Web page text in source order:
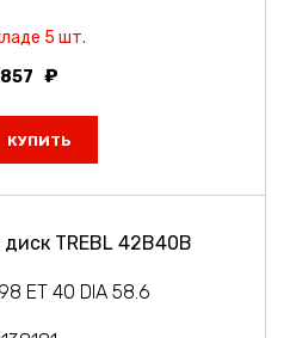
5 шт.
КУПИТЬ
TREBL 42B40B
ET 40 DIA 58.6